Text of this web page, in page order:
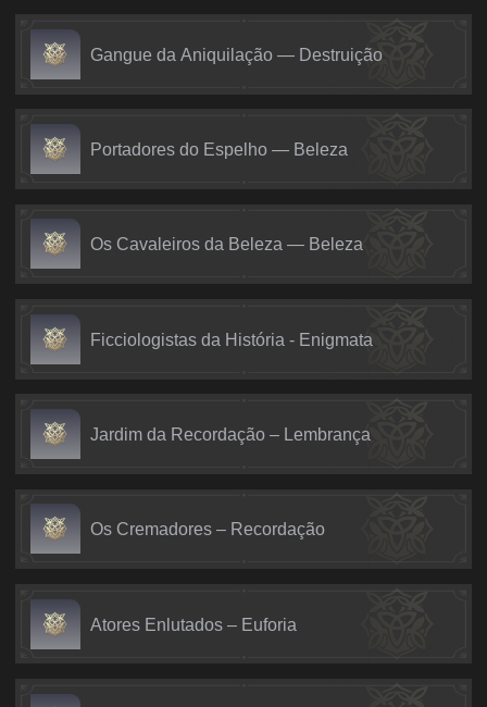
Gangue da Aniquilação — Destruição
Portadores do Espelho — Beleza
Os Cavaleiros da Beleza — Beleza
Ficciologistas da História - Enigmata
Jardim da Recordação – Lembrança
Os Cremadores – Recordação
Atores Enlutados – Euforia